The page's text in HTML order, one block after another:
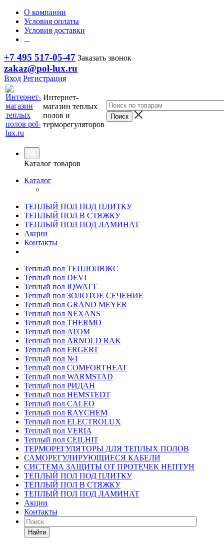
О компании
Условия оплаты
Условия доставки
...
+7 495 517-05-47 Заказать звонок
zakaz@pol-lux.ru
Вход Регистрация
Интернет-
магазин теплых
полов и
терморегуляторов
Каталог товаров
Каталог
ТЕПЛЫЙ ПОЛ ПОД ПЛИТКУ
ТЕПЛЫЙ ПОЛ В СТЯЖКУ
ТЕПЛЫЙ ПОЛ ПОД ЛАМИНАТ
Акции
Контакты
Теплый пол ТЕПЛОЛЮКС
Теплый пол DEVI
Теплый пол IQWATT
Теплый пол ЗОЛОТОЕ СЕЧЕНИЕ
Теплый пол GRAND MEYER
Теплый пол NEXANS
Теплый пол THERMO
Теплый пол ATOM
Теплый пол ARNOLD RAK
Теплый пол ERGERT
Теплый пол №1
Теплый пол COMFORTHEAT
Теплый пол WARMSTAD
Теплый пол РИДАН
Теплый пол HEMSTEDT
Теплый пол CALEO
Теплый пол RAYCHEM
Теплый пол ELECTROLUX
Теплый пол VERIA
Теплый пол CEILHIT
ТЕРМОРЕГУЛЯТОРЫ ДЛЯ ТЕПЛЫХ ПОЛОВ
САМОРЕГУЛИРУЮЩИЕСЯ КАБЕЛИ
СИСТЕМА ЗАЩИТЫ ОТ ПРОТЕЧЕК НЕПТУН
ТЕПЛЫЙ ПОЛ ПОД ПЛИТКУ
ТЕПЛЫЙ ПОЛ В СТЯЖКУ
ТЕПЛЫЙ ПОЛ ПОД ЛАМИНАТ
Акции
Контакты
Найти